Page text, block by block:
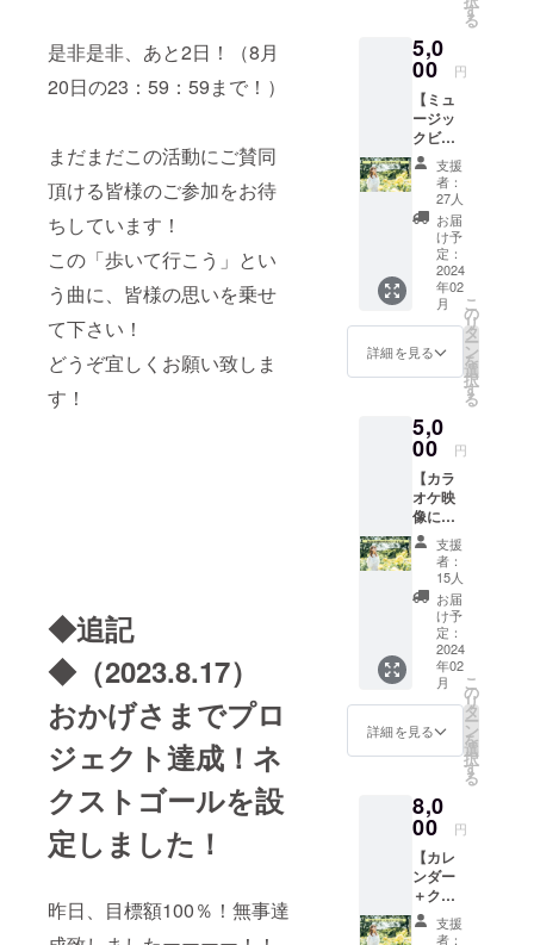
是非是非、あと2日！（8月
20日の23：59：59まで！）
まだまだこの活動にご賛同
頂ける皆様のご参加をお待
ちしています！
この「歩いて行こう」とい
う曲に、皆様の思いを乗せ
て下さい！
どうぞ宜しくお願い致しま
す！
◆追記
◆（2023.8.17）
おかげさまでプロ
ジェクト達成！ネ
クストゴールを設
定しました！
昨日、目標額100％！無事達
多方面から
好評を得
る。年に２
回、全曲オ
リジナル曲
ライブも
行ってい
ミニアルバ
ム
「ARUITEIK
OU」、Jazz
スタンダー
「The Gift」
「The Gift
Ⅱ」、全曲
オリジナル
曲アルバム
「Precious」
リリース。
近年、星空
案内人との
コラボユ
Planetarie」
星空ライブ
を行う。
ラジオFM狛
江『田口理
恵のHappy
イズ卓
上カレ
ン
ダー。
1ヶ月1
枚の写
真によ
る12枚
組。厚
手の両
面マッ
ト高級
印刷紙
使用。
オリジ
ナル木
製スタ
す
る
5,0
00 円
【ミュ
ージッ
クビデ
オDVD
コー
ス】 ■
今回の
カラオ
ケ配信
で制作
する
「歩い
て行こ
う」の
ミュー
をDVD
でお渡
ししま
す！
（カラ
オケで
はあり
ませ
ん。田
口理恵
歌唱の
「歩い
て行こ
う」と
映像を
組み合
わせた
にお届
けしま
支援
者：
27人
お届
け予
定：
2024
年02
月
詳細を見る
こ
の
リ
タ
ー
ン
を
選
択
す
る
5,0
00 円
【カラ
オケ映
像にお
名前ク
レジッ
トコー
ス】 ■
カラオ
ケ映像
の最後
にクレ
ジット
でお名
前をお
載せし
OUND
で配信
される
カラオ
ケ映像
の最後
に皆さ
んのお
支援
者：
15人
お届
け予
定：
2024
年02
月
詳細を見る
こ
の
リ
タ
ー
ン
を
選
択
す
る
8,0
00 円
【カレ
ンダー
＋クレ
ジット
コー支援
者：